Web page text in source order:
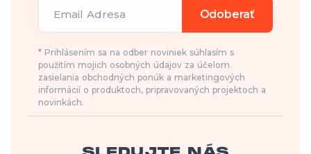
Email Adresa Odoberať
* Prihlásením sa na odber noviniek súhlasím s
použitím mojich osobných údajov za účelom
zasielania obchodných ponúk a marketingových
informácií o produktoch, pripravovaných projektoch a
novinkách.